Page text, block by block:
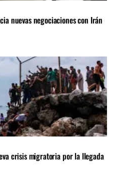
nuevas negociaciones con Irán
crisis migratoria por la llegada